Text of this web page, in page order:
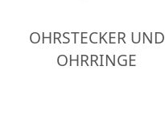
OHRSTECKER UND
OHRRINGE